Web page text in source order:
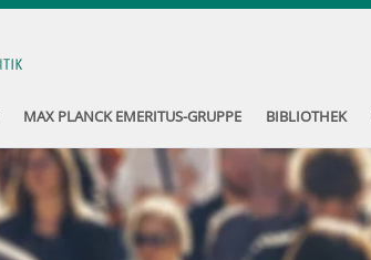
MAX PLANCK EMERITUS-GRUPPE BIBLIOTHEK